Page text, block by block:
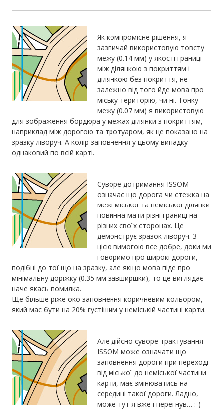
Як компромісне рішення, я
зазвичай використовую товсту
межу (0.14 мм) у якості границі
між ділянкою з покриттям і
ділянкою без покриття, не
залежно від того йде мова про
міську територію, чи ні. Тонку
межу (0.07 мм) я використовую
для зображення бордюра у межах ділянки з покриттям,
наприклад між дорогою та тротуаром, як це показано на
зразку ліворуч. А колір заповнення у цьому випадку
однаковий по всій карті.
Суворе дотримання ISSOM
означає що дорога чи стежка на
межі міської та неміської ділянки
повинна мати різні границі на
різних своїх сторонах. Це
демонструє зразок ліворуч. З
цією вимогою все добре, доки ми
говоримо про широкі дороги,
подібні до тої що на зразку, але якщо мова піде про
мінімальну доріжку (0.35 мм завширшки), то це виглядає
наче якась помилка.
Ще більше ріже око заповнення коричневим кольором,
який має бути на 20% густішим у неміській частині карти.
Але дійсно суворе трактування
ISSOM може означати що
заповнення дороги при переході
від міської до неміської частини
карти, має змінюватись на
середині такої дороги. Ладно,
може тут я вже і перегнув… :-)